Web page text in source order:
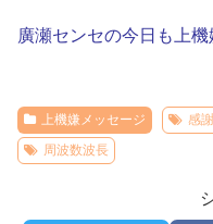
廣瀬センセの今日も上
上機嫌メッセージ 感謝
周波数波長